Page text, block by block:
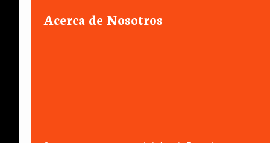
Acerca de Nosotros